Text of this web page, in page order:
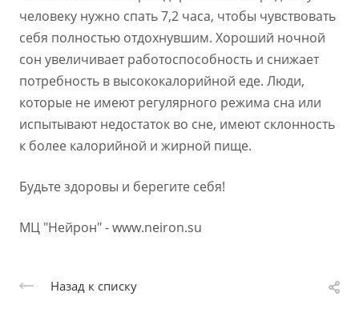
человеку нужно спать 7,2 часа, чтобы чувствовать
себя полностью отдохнувшим. Хороший ночной
сон увеличивает работоспособность и снижает
потребность в высококалорийной еде. Люди,
которые не имеют регулярного режима сна или
испытывают недостаток во сне, имеют склонность
к более калорийной и жирной пище.
Будьте здоровы и берегите себя!
МЦ "Нейрон" - www.neiron.su
Назад к списку